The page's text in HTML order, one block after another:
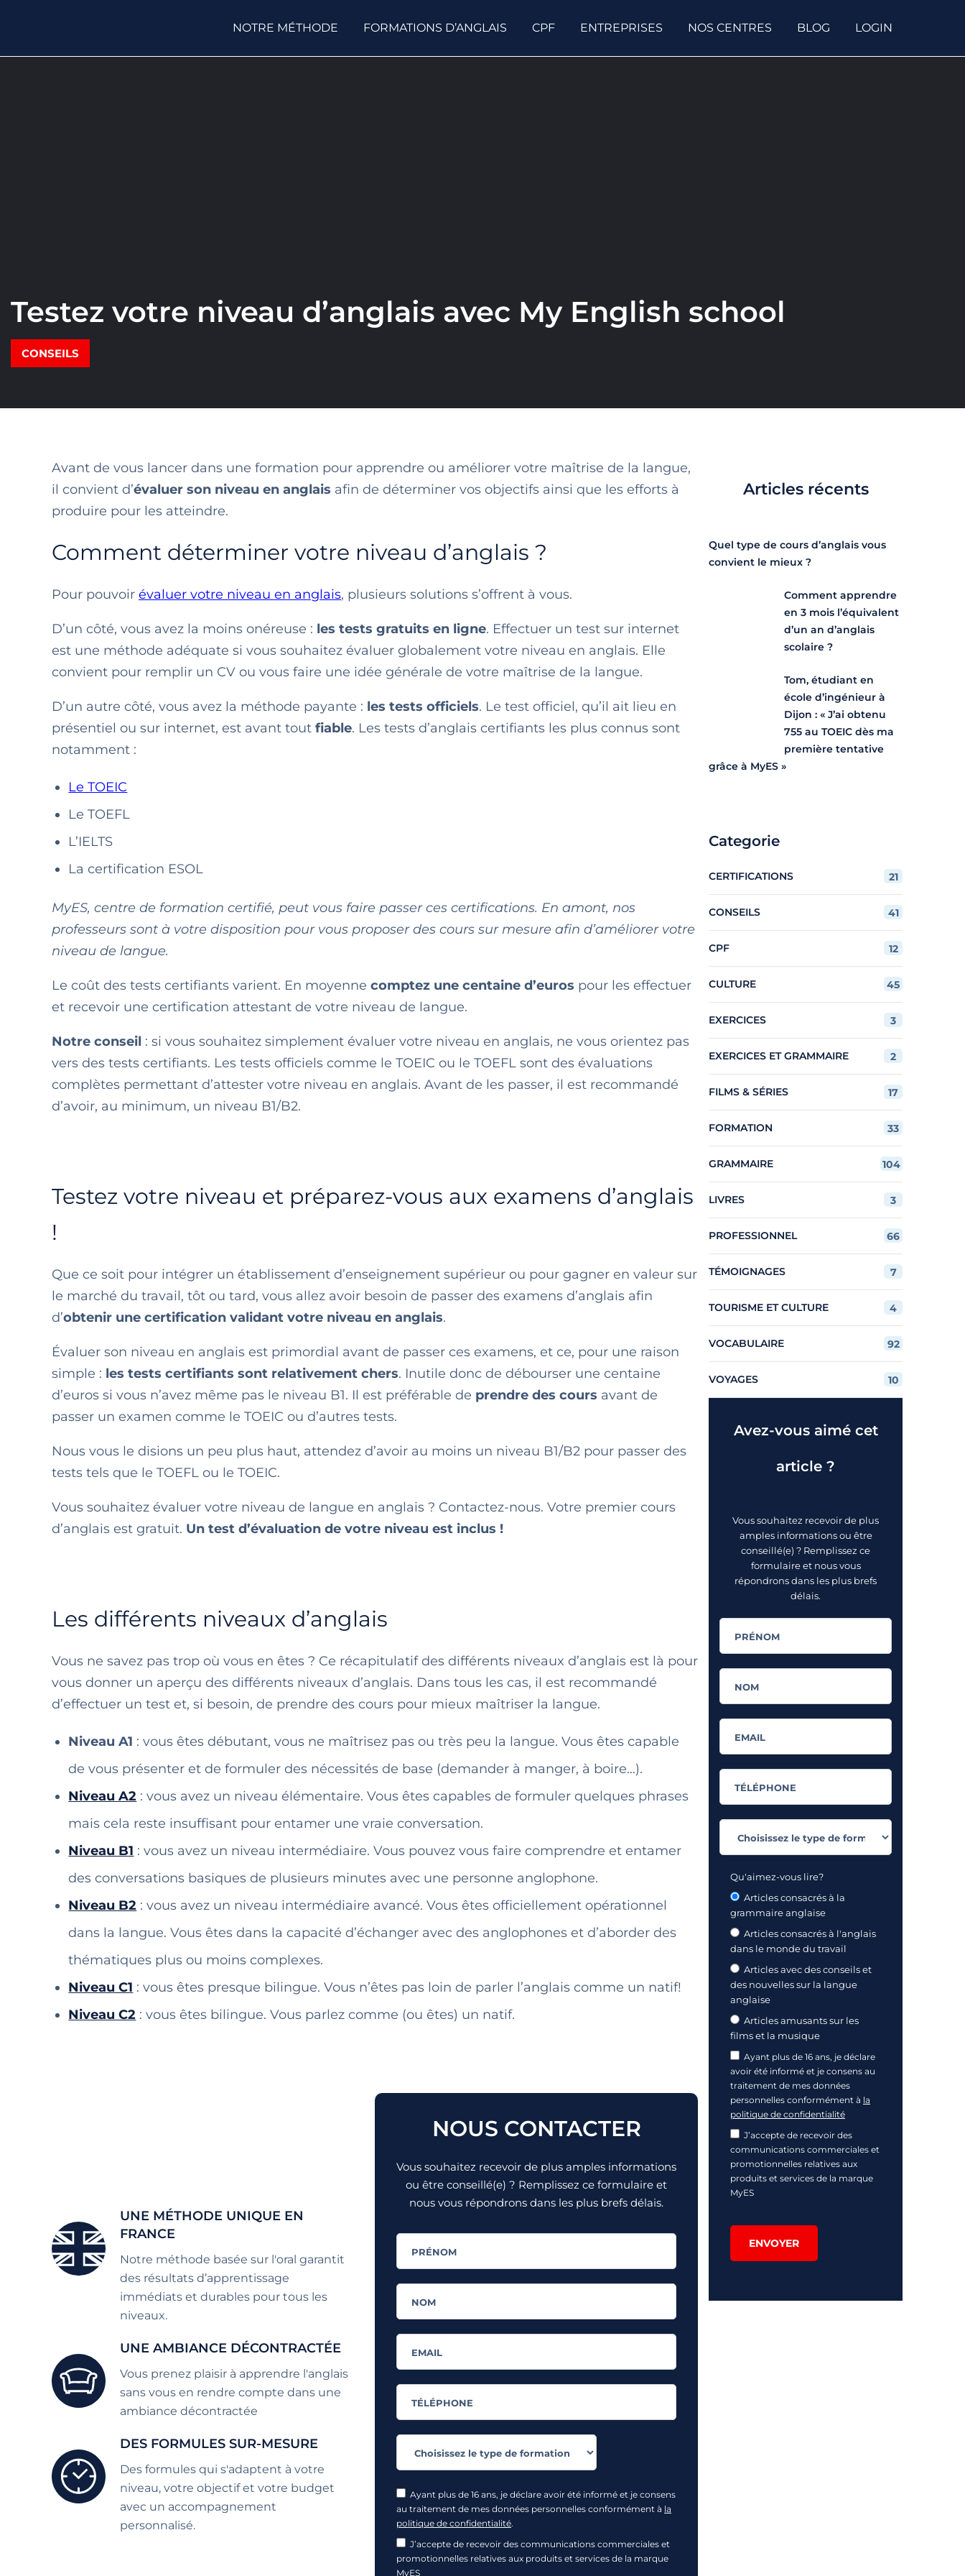
NOTRE MÉTHODE FORMATIONS D’ANGLAIS CPF ENTREPRISES NOS CENTRES BLOG LOGIN
Testez votre niveau d’anglais avec My English school
CONSEILS
Avant de vous lancer dans une formation pour apprendre ou améliorer votre maîtrise de la langue,
il convient d’évaluer son niveau en anglais afin de déterminer vos objectifs ainsi que les efforts à
produire pour les atteindre.
Comment déterminer votre niveau d’anglais ?
Pour pouvoir évaluer votre niveau en anglais, plusieurs solutions s’offrent à vous.
D’un côté, vous avez la moins onéreuse : les tests gratuits en ligne. Effectuer un test sur internet
est une méthode adéquate si vous souhaitez évaluer globalement votre niveau en anglais. Elle
convient pour remplir un CV ou vous faire une idée générale de votre maîtrise de la langue.
D’un autre côté, vous avez la méthode payante : les tests officiels. Le test officiel, qu’il ait lieu en
présentiel ou sur internet, est avant tout fiable. Les tests d’anglais certifiants les plus connus sont
notamment :
Le TOEIC
Le TOEFL
L’IELTS
La certification ESOL
MyES, centre de formation certifié, peut vous faire passer ces certifications. En amont, nos
professeurs sont à votre disposition pour vous proposer des cours sur mesure afin d’améliorer votre
niveau de langue.
Le coût des tests certifiants varient. En moyenne comptez une centaine d’euros pour les effectuer
et recevoir une certification attestant de votre niveau de langue.
Notre conseil : si vous souhaitez simplement évaluer votre niveau en anglais, ne vous orientez pas
vers des tests certifiants. Les tests officiels comme le TOEIC ou le TOEFL sont des évaluations
complètes permettant d’attester votre niveau en anglais. Avant de les passer, il est recommandé
d’avoir, au minimum, un niveau B1/B2.
Testez votre niveau et préparez-vous aux examens d’anglais
!
Que ce soit pour intégrer un établissement d’enseignement supérieur ou pour gagner en valeur sur
le marché du travail, tôt ou tard, vous allez avoir besoin de passer des examens d’anglais afin
d’obtenir une certification validant votre niveau en anglais.
Évaluer son niveau en anglais est primordial avant de passer ces examens, et ce, pour une raison
simple : les tests certifiants sont relativement chers. Inutile donc de débourser une centaine
d’euros si vous n’avez même pas le niveau B1. Il est préférable de prendre des cours avant de
passer un examen comme le TOEIC ou d’autres tests.
Nous vous le disions un peu plus haut, attendez d’avoir au moins un niveau B1/B2 pour passer des
tests tels que le TOEFL ou le TOEIC.
Vous souhaitez évaluer votre niveau de langue en anglais ? Contactez-nous. Votre premier cours
d’anglais est gratuit. Un test d’évaluation de votre niveau est inclus !
Les différents niveaux d’anglais
Vous ne savez pas trop où vous en êtes ? Ce récapitulatif des différents niveaux d’anglais est là pour
vous donner un aperçu des différents niveaux d’anglais. Dans tous les cas, il est recommandé
d’effectuer un test et, si besoin, de prendre des cours pour mieux maîtriser la langue.
Niveau A1 : vous êtes débutant, vous ne maîtrisez pas ou très peu la langue. Vous êtes capable
de vous présenter et de formuler des nécessités de base (demander à manger, à boire…).
Niveau A2 : vous avez un niveau élémentaire. Vous êtes capables de formuler quelques phrases
mais cela reste insuffisant pour entamer une vraie conversation.
Niveau B1 : vous avez un niveau intermédiaire. Vous pouvez vous faire comprendre et entamer
des conversations basiques de plusieurs minutes avec une personne anglophone.
Niveau B2 : vous avez un niveau intermédiaire avancé. Vous êtes officiellement opérationnel
dans la langue. Vous êtes dans la capacité d’échanger avec des anglophones et d’aborder des
thématiques plus ou moins complexes.
Niveau C1 : vous êtes presque bilingue. Vous n’êtes pas loin de parler l’anglais comme un natif!
Niveau C2 : vous êtes bilingue. Vous parlez comme (ou êtes) un natif.
UNE MÉTHODE UNIQUE EN
FRANCE
Notre méthode basée sur l'oral garantit
des résultats d’apprentissage
immédiats et durables pour tous les
niveaux.
UNE AMBIANCE DÉCONTRACTÉE
Vous prenez plaisir à apprendre l'anglais
sans vous en rendre compte dans une
ambiance décontractée
DES FORMULES SUR-MESURE
Des formules qui s'adaptent à votre
niveau, votre objectif et votre budget
avec un accompagnement
personnalisé.
NOUS CONTACTER
Vous souhaitez recevoir de plus amples informations
ou être conseillé(e) ? Remplissez ce formulaire et
nous vous répondrons dans les plus brefs délais.
Ayant plus de 16 ans, je déclare avoir été informé et je consens
au traitement de mes données personnelles conformément à la
politique de confidentialité.
J’accepte de recevoir des communications commerciales et
promotionnelles relatives aux produits et services de la marque
MyES
Articles récents
Quel type de cours d’anglais vous
convient le mieux ?
Comment apprendre
en 3 mois l’équivalent
d’un an d’anglais
scolaire ?
Tom, étudiant en
école d’ingénieur à
Dijon : « J’ai obtenu
755 au TOEIC dès ma
première tentative
grâce à MyES »
Categorie
CERTIFICATIONS 21
CONSEILS 41
CPF 12
CULTURE 45
EXERCICES 3
EXERCICES ET GRAMMAIRE 2
FILMS & SÉRIES 17
FORMATION 33
GRAMMAIRE 104
LIVRES 3
PROFESSIONNEL 66
TÉMOIGNAGES 7
TOURISME ET CULTURE 4
VOCABULAIRE 92
VOYAGES 10
Avez-vous aimé cet
article ?
Vous souhaitez recevoir de plus
amples informations ou être
conseillé(e) ? Remplissez ce
formulaire et nous vous
répondrons dans les plus brefs
délais.
Qu'aimez-vous lire?
Articles consacrés à la
grammaire anglaise
Articles consacrés à l'anglais
dans le monde du travail
Articles avec des conseils et
des nouvelles sur la langue
anglaise
Articles amusants sur les
films et la musique
Ayant plus de 16 ans, je déclare
avoir été informé et je consens au
traitement de mes données
personnelles conformément à la
politique de confidentialité
J’accepte de recevoir des
communications commerciales et
promotionnelles relatives aux
produits et services de la marque
MyES
ENVOYER